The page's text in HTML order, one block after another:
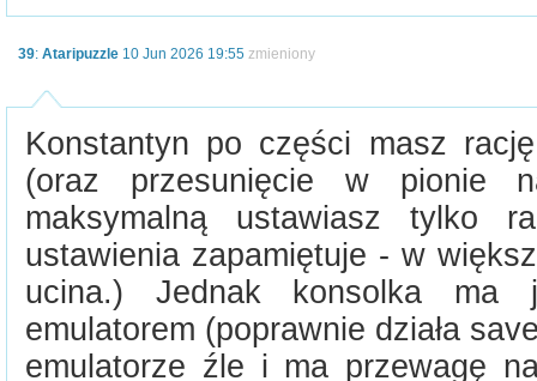
39: Ataripuzzle 10 Jun 2026 19:55 zmieniony
Konstantyn po części masz
(oraz przesunięcie w pionie
maksymalną ustawiasz tylko
ustawienia zapamiętuje - w
ucina.) Jednak konsolka ma
emulatorem (poprawnie działa
emulatorze źle i ma przewagę